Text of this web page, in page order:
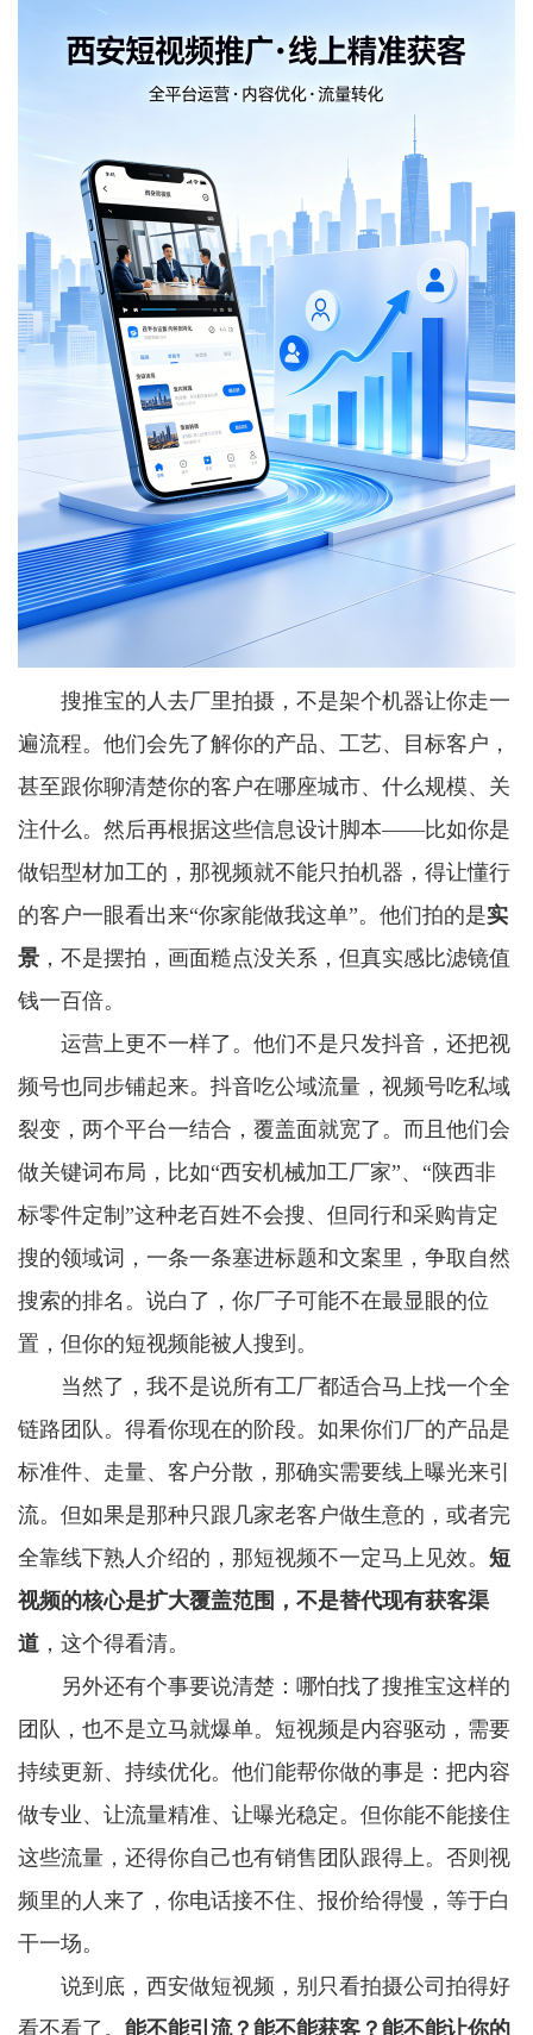
搜推宝的人去厂里拍摄，不是架个机器让你走一
遍流程。他们会先了解你的产品、工艺、目标客户，
甚至跟你聊清楚你的客户在哪座城市、什么规模、关
注什么。然后再根据这些信息设计脚本——比如你是
做铝型材加工的，那视频就不能只拍机器，得让懂行
的客户一眼看出来“你家能做我这单”。他们拍的是实
景 ，不是摆拍，画面糙点没关系，但真实感比滤镜值
钱一百倍。
运营上更不一样了。他们不是只发抖音，还把视
频号也同步铺起来。抖音吃公域流量，视频号吃私域
裂变，两个平台一结合，覆盖面就宽了。而且他们会
做关键词布局，比如“西安机械加工厂家”、“陕西非
标零件定制”这种老百姓不会搜、但同行和采购肯定
搜的领域词，一条一条塞进标题和文案里，争取自然
搜索的排名。说白了，你厂子可能不在最显眼的位
置，但你的短视频能被人搜到。
当然了，我不是说所有工厂都适合马上找一个全
链路团队。得看你现在的阶段。如果你们厂的产品是
标准件、走量、客户分散，那确实需要线上曝光来引
流。但如果是那种只跟几家老客户做生意的，或者完
全靠线下熟人介绍的，那短视频不一定马上见效。 短
视频的核心是扩大覆盖范围，不是替代现有获客渠
道 ，这个得看清。
另外还有个事要说清楚：哪怕找了搜推宝这样的
团队，也不是立马就爆单。短视频是内容驱动，需要
持续更新、持续优化。他们能帮你做的事是：把内容
做专业、让流量精准、让曝光稳定。但你能不能接住
这些流量，还得你自己也有销售团队跟得上。否则视
频里的人来了，你电话接不住、报价给得慢，等于白
干一场。
说到底，西安做短视频，别只看拍摄公司拍得好
看不看了。 能不能引流？能不能获客？能不能让你的